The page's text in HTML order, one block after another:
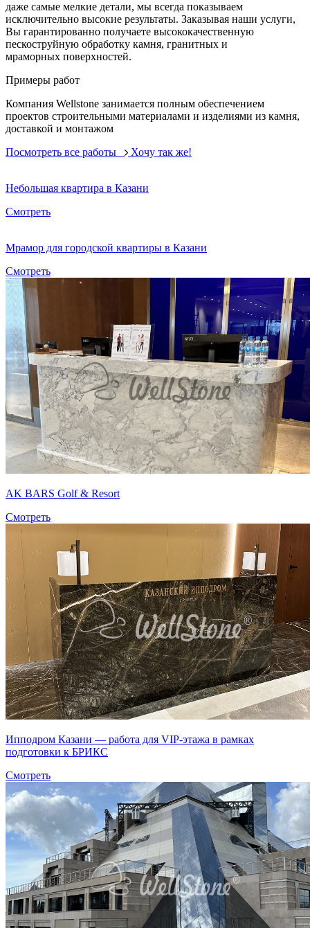
даже самые мелкие детали, мы всегда показываем
исключительно высокие результаты. Заказывая наши услуги,
Вы гарантированно получаете высококачественную
пескоструйную обработку камня, гранитных и
мраморных поверхностей.
Примеры работ
Компания Wellstone занимается полным обеспечением
проектов строительными материалами и изделиями из камня,
доставкой и монтажом
Посмотреть все работы
Хочу так же!
Небольшая квартира в Казани
Смотреть
Мрамор для городской квартиры в Казани
Смотреть
AK BARS Golf & Resort
Смотреть
Ипподром Казани — работа для VIP-этажа в рамках
подготовки к БРИКС
Смотреть